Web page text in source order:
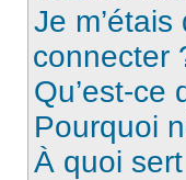
Je
connecter
Qu’est-ce
Pourquoi
À quoi